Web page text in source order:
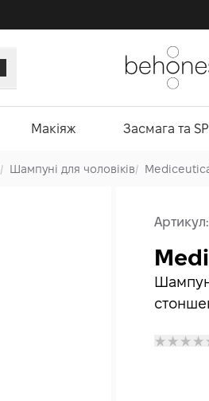
Макіяж Засмага та
/ Шампуні для чоловіків/